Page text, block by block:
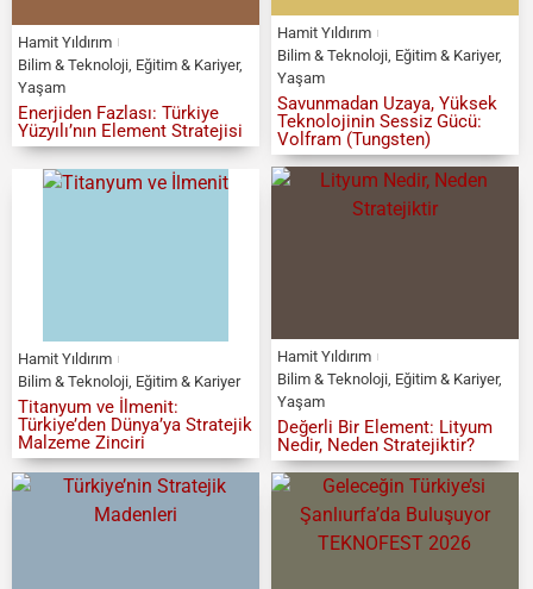
Hamit Yıldırım
Bilim & Teknoloji Eğitim & Kariyer,
Yaşam
Enerjiden Fazlası: Türkiye
Yüzyılı’nın Element Stratejisi
Hamit Yıldırım
Bilim & Teknoloji, Eğitim & Kariyer,
Yaşam
Savunmadan Uzaya, Yüksek
Teknolojinin Sessiz Gücü:
Volfram (Tungsten)
Hamit Yıldırım
Bilim & Teknoloji, Eğitim & Kariyer
Titanyum ve İlmenit:
Türkiye’den Dünya’ya Stratejik
Malzeme Zinciri
Hamit Yıldırım
Bilim & Teknoloji, Eğitim & Kariyer,
Yaşam
Değerli Bir Element: Lityum
Nedir, Neden Stratejiktir?